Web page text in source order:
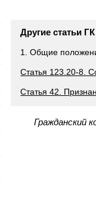
Другие статьи
1. Общие
Статья 123.20-8.
Статья 42.
Гражданский